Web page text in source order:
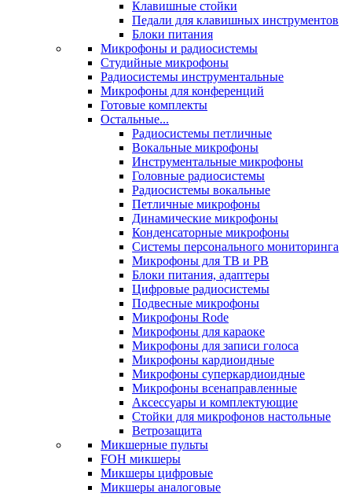
Клавишные стойки
Педали для клавишных инструментов
Блоки питания
Микрофоны и радиосистемы
Студийные микрофоны
Радиосистемы инструментальные
Микрофоны для конференций
Готовые комплекты
Остальные...
Радиосистемы петличные
Вокальные микрофоны
Инструментальные микрофоны
Головные радиосистемы
Радиосистемы вокальные
Петличные микрофоны
Динамические микрофоны
Конденсаторные микрофоны
Системы персонального мониторинга
Микрофоны для ТВ и РВ
Блоки питания, адаптеры
Цифровые радиосистемы
Подвесные микрофоны
Микрофоны Rode
Микрофоны для караоке
Микрофоны для записи голоса
Микрофоны кардиоидные
Микрофоны суперкардиоидные
Микрофоны всенаправленные
Аксессуары и комплектующие
Стойки для микрофонов настольные
Ветрозащита
Микшерные пульты
FOH микшеры
Микшеры цифровые
Микшеры аналоговые